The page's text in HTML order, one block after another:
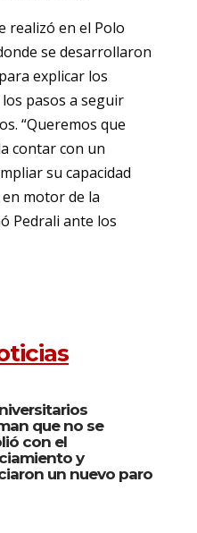
realizó en el Polo
se desarrollaron
explicar los
pasos a seguir
“Queremos que
contar con un
su capacidad
motor de la
Pedrali ante los
que no se
con el
y
un nuevo paro